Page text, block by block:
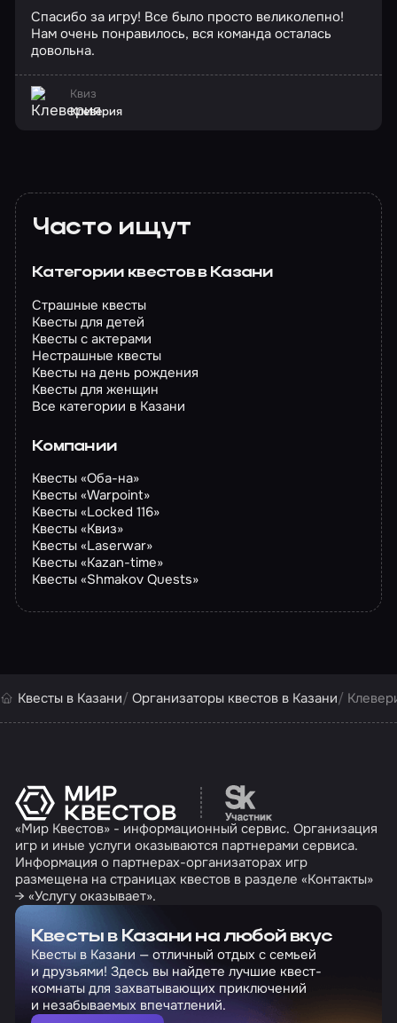
Спасибо за игру! Все было просто великолепно!
Нам очень понравилось, вся команда осталась
довольна.
Квиз
Клеверия
Часто ищут
Категории квестов в Казани
Страшные квесты
Квесты для детей
Квесты с актерами
Нестрашные квесты
Квесты на день рождения
Квесты для женщин
Все категории в Казани
Компании
Квесты «Оба-на»
Квесты «Warpoint»
Квесты «Locked 116»
Квесты «Квиз»
Квесты «Laserwar»
Квесты «Kazan-time»
Квесты «Shmakov Quests»
Квесты в Казани Организаторы квестов в Казани
Перейти на сайт
«Мир Квестов» - информационный сервис. Организация
игр и иные услуги оказываются партнерами сервиса.
Информация о партнерах-организаторах игр
размещена на страницах квестов в разделе «Контакты»
→ «Услугу оказывает».
Квесты в Казани на любой вкус
Квесты в Казани — отличный отдых с семьей
и друзьями! Здесь вы найдете лучшие квест-
комнаты для захватывающих приключений
и незабываемых впечатлений.